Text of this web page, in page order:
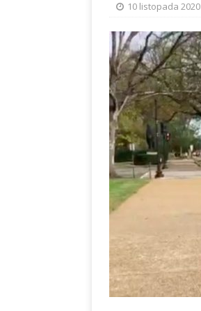
10 listopada 2020